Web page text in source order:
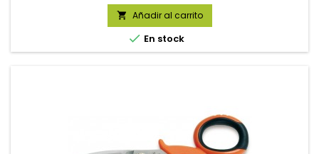
 Añadir al carrito
 En stock